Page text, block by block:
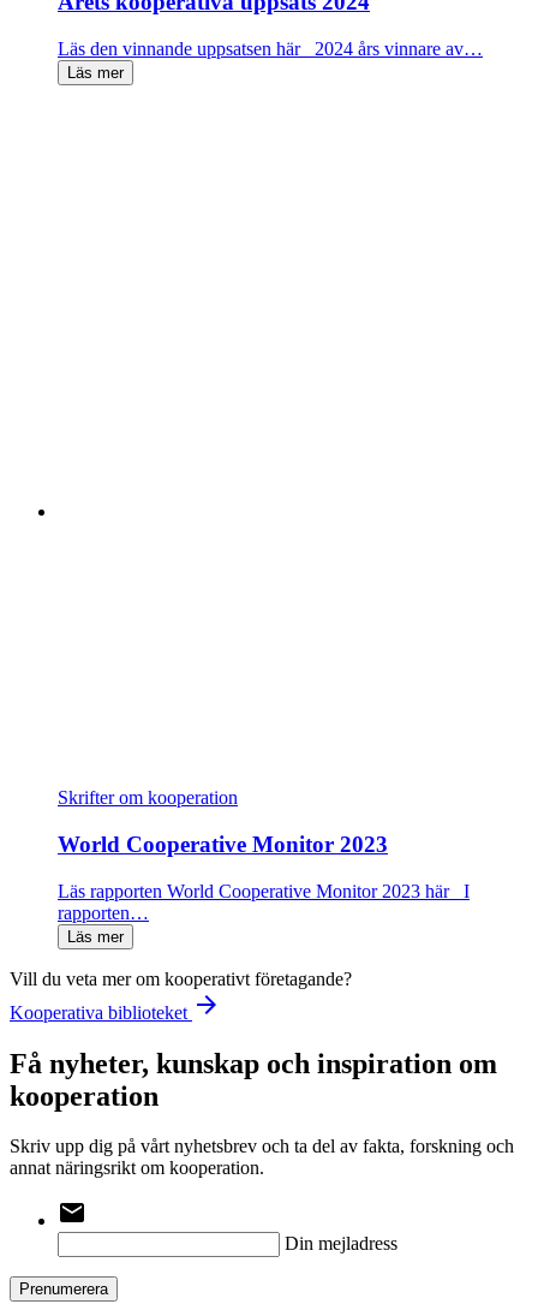
Läs den vinnande uppsatsen här 2024 års vinnare av…
Läs mer
Skrifter om kooperation
World Cooperative Monitor 2023
Läs rapporten World Cooperative Monitor 2023 här I
rapporten…
Läs mer
Vill du veta mer om kooperativt företagande?
Kooperativa biblioteket arrow_forward
Få nyheter, kunskap och inspiration om
kooperation
Skriv upp dig på vårt nyhetsbrev och ta del av fakta, forskning och
annat näringsrikt om kooperation.
email
Din mejladress
Prenumerera